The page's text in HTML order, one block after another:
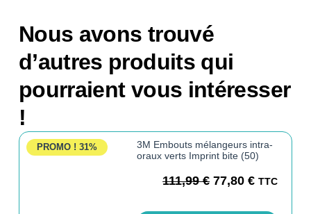
Nous avons trouvé
d’autres produits qui
pourraient vous intéresser
!
PROMO ! 31%
3M Embouts mélangeurs intra-
oraux verts Imprint bite (50)
111,99€ 77,80€ TTC